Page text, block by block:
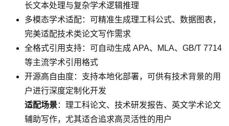
长文本处理与复杂学术逻辑推理
多模态学术适配：可精准生成理工科公式、数据图表，
完美适配技术类论文写作需求
全格式引用支持：可自动生成 APA、MLA、GB/T 7714
等主流学术引用格式
开源高自由度：支持本地化部署，可供有技术背景的用
户进行深度定制化开发
适配场景：理工科论文、技术研发报告、英文学术论文
辅助写作，尤其适合追求高灵活性的用户